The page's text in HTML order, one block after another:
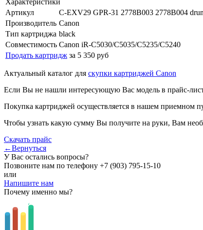
Артикул
C-EXV29 GPR-31 2778B003 2778B004
Производитель Canon
Тип картриджа black
Совместимость Canon iR-C5030/C5035/C5235/C5240
Продать картридж за 5 350 руб
Актуальный каталог для скупки картриджей Canon
Если Вы не нашли интересующую Вас модель в прайс-
Покупка картриджей осуществляется в нашем приемном
Чтобы узнать какую сумму Вы получите на руки, Вам
Скачать прайс
←Вернуться
У Вас остались вопросы?
Позвоните нам по телефону +7 (903) 795-15-10
или
Напишите нам
Почему именно мы?